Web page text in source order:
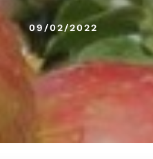
09/02/2022